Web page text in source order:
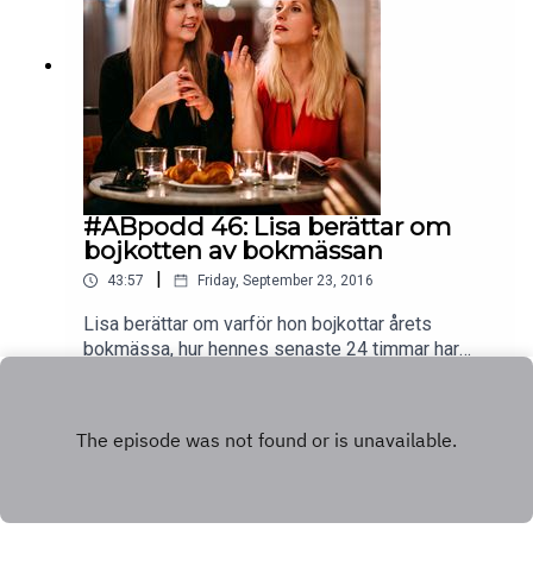
#ABpodd 46: Lisa berättar om
bojkotten av bokmässan
43:57 Friday, September 23, 2016
Lisa berättar om varför hon bojkottar årets
bokmässa, hur hennes senaste 24 timmar har